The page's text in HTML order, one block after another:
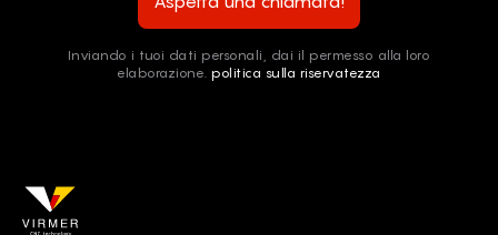
Inviando i tuoi dati personali, dai il permesso alla loro
elaborazione.politica sulla riservatezza